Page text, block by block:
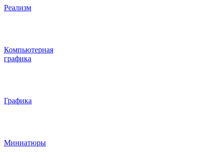
Реализм
Компьютерная
графика
Графика
Миниатюры